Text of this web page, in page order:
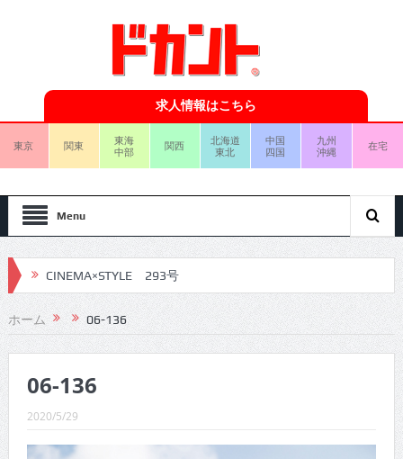
求人情報はこちら
東京 関東
東海
中部
関西
北海道
東北
中国
四国
九州
沖縄
在宅
Menu
CINEMA×STYLE 293号
CINEMA×STYLE 292号
CINEMA×STYLE 291号
CINEMA×STYLE 290号
CINEMA×STYLE 289号
CINEMA×STYLE 288号
ホーム 06-136
06-136
2020/5/29